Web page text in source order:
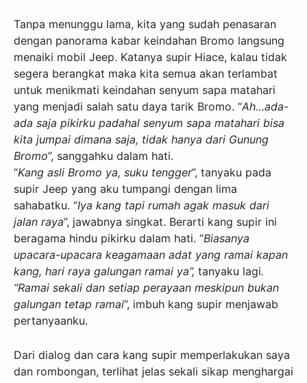
Tanpa menunggu lama, kita yang sudah penasaran
dengan panorama kabar keindahan Bromo langsung
menaiki mobil Jeep. Katanya supir Hiace, kalau tidak
segera berangkat maka kita semua akan terlambat
untuk menikmati keindahan senyum sapa matahari
yang menjadi salah satu daya tarik Bromo. “Ah…ada-
ada saja pikirku padahal senyum sapa matahari bisa
kita jumpai dimana saja, tidak hanya dari Gunung
Bromo”, sanggahku dalam hati.
“Kang asli Bromo ya, suku tengger”, tanyaku pada
supir Jeep yang aku tumpangi dengan lima
sahabatku. “Iya kang tapi rumah agak masuk dari
jalan raya”, jawabnya singkat. Berarti kang supir ini
beragama hindu pikirku dalam hati. “Biasanya
upacara-upacara keagamaan adat yang ramai kapan
kang, hari raya galungan ramai ya”, tanyaku lagi.
“Ramai sekali dan setiap perayaan meskipun bukan
galungan tetap ramai”, imbuh kang supir menjawab
pertanyaanku.
Dari dialog dan cara kang supir memperlakukan saya
dan rombongan, terlihat jelas sekali sikap menghargai